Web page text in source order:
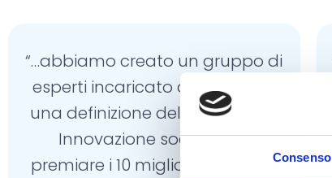
Consenso
“…abbiamo creato un gruppo di
esperti incaricato di elaborare
una definizione del concetto di
Innovazione sociale e di
premiare i 10 migliori progetti a